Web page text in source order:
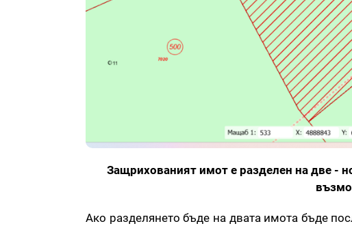
Защрихованият имот е разделен на две -
Ако разделянето бъде на двата имота бъде